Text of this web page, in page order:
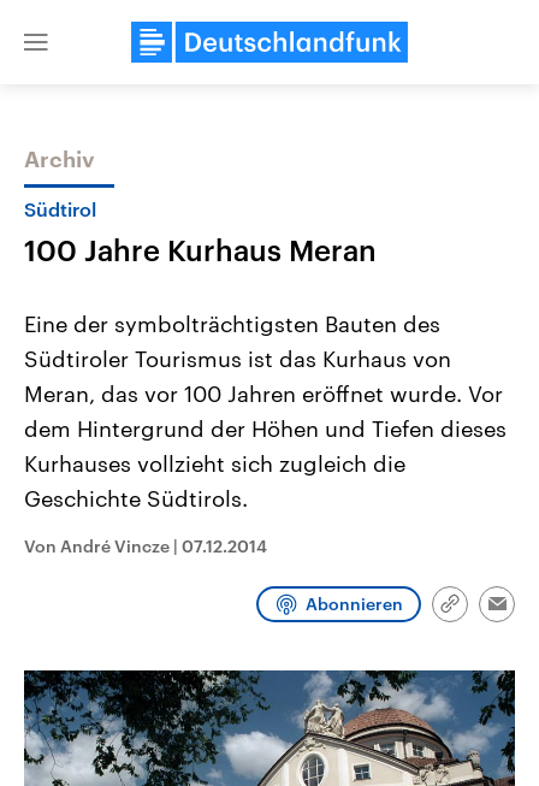
Close
Themen
Landtagswahl Sachsen-Anhalt
2026
Alle Informationen
Sachsen-Anhalt wählt am 6.
September 2026 einen neuen
Bundesland von einer Koalition aus
CDU, SPD und FDP regiert.-
Wahlprogramme, aktuelle Berichte
und Hintergründe zu den Parteien
Aktuelle Beiträge,
Hintergründe
Wirtschaftlich und
Programm Podcasts
Audio-Archiv
Archiv
Südtirol
100 Jahre Kurhaus Meran
Eine der symbolträchtigsten Bauten des
Südtiroler Tourismus ist das Kurhaus von
Meran, das vor 100 Jahren eröffnet wurde. Vor
dem Hintergrund der Höhen und Tiefen dieses
Kurhauses vollzieht sich zugleich die
Geschichte Südtirols.
Von André Vincze | 07.12.2014
Abonnieren
Link